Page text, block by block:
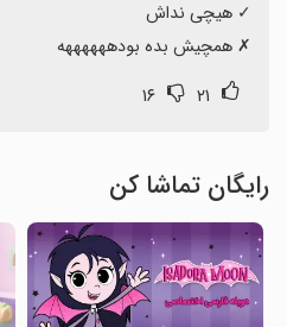
‏✗ همچیش بده بودههههههه
۲۱ ۱۶
رایگان تماشا کن